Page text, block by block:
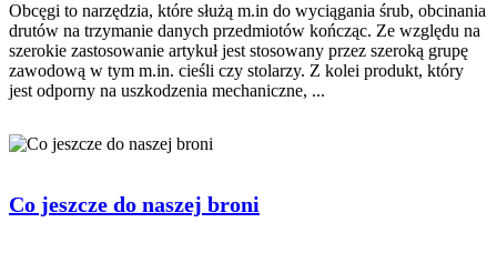
Obcęgi to narzędzia, które służą m.in do wyciągania śrub, obcinania
drutów na trzymanie danych przedmiotów kończąc. Ze względu na
szerokie zastosowanie artykuł jest stosowany przez szeroką grupę
zawodową w tym m.in. cieśli czy stolarzy. Z kolei produkt, który
jest odporny na uszkodzenia mechaniczne, ...
Co jeszcze do naszej broni